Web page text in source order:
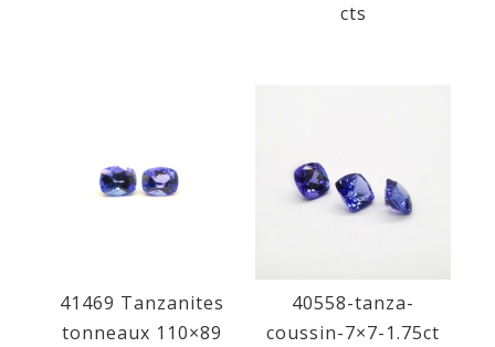
cts
41469 Tanzanites
tonneaux 110×89
40558-tanza-
coussin-7×7-1.75ct